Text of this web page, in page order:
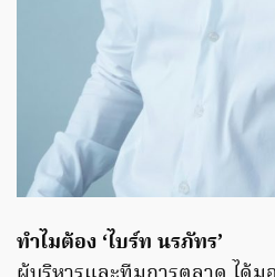
ทำไมต้อง ‘ไบร์ท นรภัทร’